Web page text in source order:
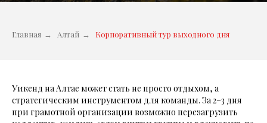
Главная → Алтай → Корпоративный тур выходного дня
Уикенд на Алтае может стать не просто отдыхом, а
стратегическим инструментом для команды. За 2–3 дня
при грамотной организации возможно перезагрузить